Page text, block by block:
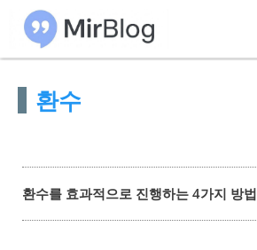
환수
환수를 효과적으로 진행하는 4가지 방법